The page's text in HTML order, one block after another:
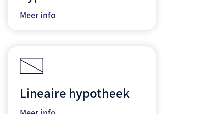
Meer info
Lineaire hypotheek